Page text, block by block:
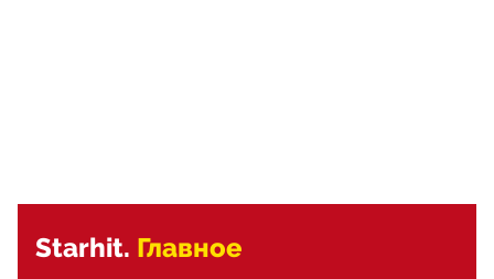
Starhit. Главное